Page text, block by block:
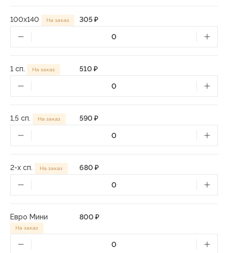
100х140 На заказ 305 ₽
1 сп. На заказ 510 ₽
1,5 сп. На заказ 590 ₽
2-х сп. На заказ 680 ₽
Евро Мини
На заказ
800 ₽